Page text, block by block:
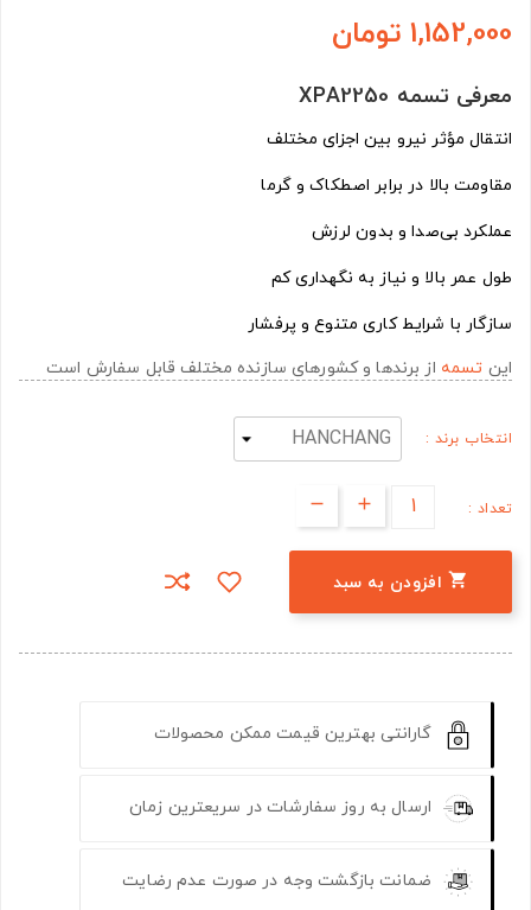
1,152,000 تومان
معرفی تسمه XPA2250
انتقال مؤثر نیرو بین اجزای مختلف
مقاومت بالا در برابر اصطکاک و گرما
عملکرد بی‌صدا و بدون لرزش
طول عمر بالا و نیاز به نگهداری کم
سازگار با شرایط کاری متنوع و پرفشار
این تسمه از برندها و کشورهای سازنده مختلف قابل سفارش است
انتخاب برند :
تعداد :
 افزودن به سبد
گارانتی بهترین قیمت ممکن محصولات
ارسال به روز سفارشات در سریعترین زمان
ضمانت بازگشت وجه در صورت عدم رضایت